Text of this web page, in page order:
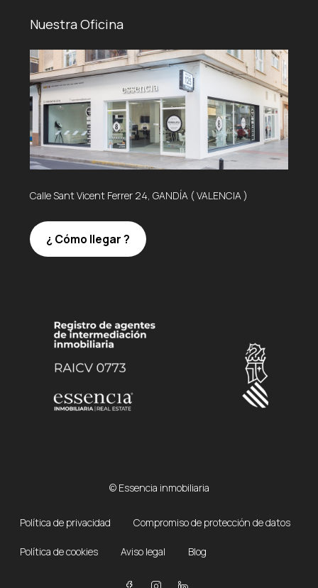
Nuestra Oficina
Calle Sant Vicent Ferrer 24, GANDÍA ( VALENCIA )
¿ Cómo llegar ?
© Essencia inmobiliaria
Política de privacidad Compromiso de protección de datos
Política de cookies Aviso legal Blog